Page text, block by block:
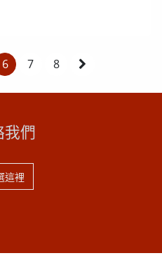
湯加上蒜？ 綠豆蒜就是綠
其實兩者都不是，而是因
綠豆蒜是一種蒜頭，綠豆蒜
仁！ 綠豆蒜的起源 綠豆...
6 7 8
我們
這裡